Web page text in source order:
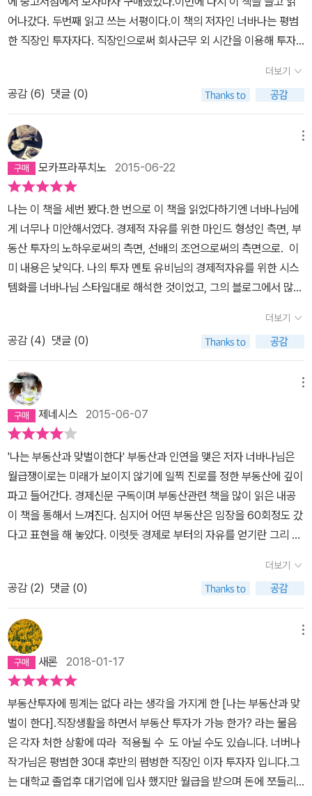
매가가 치받혀 올라가는 지금의 구조에서 수익을 거둔 요인이 되었
다. 전세가는 저자에게 투자의 하나의 기준인데 매매가 대비 전세가
가 높은 곳을 수요가 풍부한 지역으로 파악하며 이는 원금 손실 및 환
금성이 좋은 것으로 저자는 설명한다. 하지만 이럼에도 책 후반부에
서는 대출을 낀 형태의 투자보다는 자기 자본을 많이 갖춘 형태의 투
니 다시 마음이 동해지는 것도 사실이다. 그런데 아직 우리나라의 경
우는 인구하락이 본격화 하지 않았으며 생산인구의 감소도 이제 막
시작이다. 2007년의 세계적 부동산 폭락에서 견딜 수 있던 것도 어
쩌면 아직 우린 시기가 아니었기 때문일 수도 있다. 이런 상황에서의
투자란 많은 용기와 혜안이 필요한 것 같다.
어나갔다. 두번째 읽고 쓰는 서평이다.이 책의 저자인 너바나는 평범
한 직장인 투자자다. 직장인으로써 회사근무 외 시간을 이용해 투자
지금은 월급보다도 월세받는 금액이 더 크다고 한다.저자도 처음부터
투자를 잘했던건 아니다. 펀드와 적금을 통해 재테크를 시작한 저자
는 처절한 실패도 맛본 경험이 있고, 지푸라기라도 잡는 심정으로 목
돈을 모아 시작한게 부동산 재테크였다.여러 부동산/재테크 서적들에
나오는 저자들의 공통점들이 있는 것 같다. 바로 ˝실패경험이나 가난˝
을 겪으면서 인생의 터닝포인트로 책읽기와 투자공부를 하여 성공한
것. 너바나도 바로 그런 사람들중 한명인것 같다.(하나같이 책을 많이
읽으라고 조언한다.)이 책에서 얻을 수 있는 내용은 몇가지가 있다.1.
부자의 마인드자본주의 사회인데, 학교와 회사는 개인이 돈버는 방법
을 가르쳐 주지 않는다. 그래서 이것저것 많이 알아야 한다. 금융사가
어떤식으로 돈을 벌고 있는지(왜 은행에 돈을 맡기는게 아니라 투자
를 해야하는지)도 알아야 하고, 여러 부자되는 공부를 통해 알아야 기
회를 잡을 수 있다고 한다.(저자는 신문과 책, 인터넷블로그나 카페
등을 활용하라고 추천한다)2.돈버는 시스템 구축이 책의 핵심이다.
축해서 월급보다 더 많은 수익을 벌어들이는 시스템을 구축하라고 한
다. 그리고 자신이 그러기 위해 실행했던 실제 사례들을 소개한다. 목
돈이 없으니 남들보다 싸게 사기 위해서 경매를 공부했던 이야기와
수많은 임장을 통해 오를 수 밖에 없는 곳에 갭투자를 통해 시세차익
을 얻었던 사례들을 생생하게 소개한다.3. 월급쟁이의 재테크 노하우
저자 자신이 월급쟁이기 때문에 어떻게 시간과 돈을 효율적으로 사용
해야 하는지, 어떻게 공부를 해야하는지 등을 자신의 경험을 바탕으
로 알려준다. 아무래도 직장생활을 하는 입장에서 이 책을 읽다보니
하나같이 주옥같은 팁들이었다.책에서 여러 도움되는 양식(수익율 계
터넷사이트들도 많이 추천하고 있다. 사실 이 책을 처음 빌려모았을
때 이 추천 목록들은 사진을 찍어두었다가 부동산 서적을 구매할때
참고했고, 너바나의 추천카페와 투자관련 블로그들은 모두 이웃등록
을 해놓고 꼼꼼히 보고 있는 중이다.(요새같이 금리인상과 미국대선,
한국의 어지러운 상황에 앞으로 어떤 투자를 해야하는지 고수들의 노
하우를 어깨너머로 보면서 감을 잡아가고 있다.. 아직 잘 모르겠지
만;)이 책은 부동산을 통해 경제적 자유를 얻고자 하는 사람이라면 꼭
한번 읽어보고 삶의 방향을 잡을때 도움이 되었으면 좋겠다.*이 책과
함께 읽으면서 인생의 전환점을 맞이했던 책 - 나는 고작 한번 해봤을
뿐이다.http://m.blog.naver.com/PostView.nhn?blogId=hgni
ck&logNo=220775813226
더보기
공감 (6) 댓글 (0)
모카프라푸치노 2015-06-22
나는 이 책을 세번 봤다.한 번으로 이 책을 읽었다하기엔 너바나님에
게 너무나 미안해서였다. 경제적 자유를 위한 마인드 형성인 측면, 부
동산 투자의 노하우로써의 측면, 선배의 조언으로써의 측면으로. ​ 이
미 내용은 낯익다. 나의 투자 멘토 유비님의 경제적자유를 위한 시스
템화를 너바나님 스타일대로 해석한 것이었고, 그의 블로그에서 많이
낌이 들기도 한다.​ 이렇게까지 자신을 성장시키기 위해 동기부여를
어떻게 했으며, 그것에 따른 노력을 얼마나 했는지, 짐작이 간다. 그를
알게된 계기는 우연히 소개된 동호회카페의 글에서였다. 예사롭지 않
은 고수의 풍모를 본 후 바로 친구신청을 하고 칼럼을 구독하였다.​ 너
무 고마운 건 작은 팁하나도 남과 나누기 아까운 법인데, 일면식조차
없는 독자들에게 아낌없이 노하우를 전수해주는 부분. 나도 과연 앞
으로 성공하면 그럴 수 있을 지에 대한 의문이 든다. 혼자가는 것보다
같이 가는게 낫고, 받기만 하는 것보다 주는 것이 보람있는 삶일 것이
라는 메세지를 전달해 준다. ​​ '나는 월급쟁이라 시간이 없어. 회사일도
하기 힘든데, 부동산 투자는 무슨?' 이라고 우리는 잠깐동안의 경제적
자유를 위한 단꿈을 꾸게 되지만 이내 접고, 예전과 동일한 생활로 돌
아가게 된다. 하지만, 저자는 진짜 단단히 마음을 먹고 내가 아닌 돈이
월급을 벌어다 주는 시스템을 구축하기 위해, 시행착오 겪어가며 진
정한 투자가로써 성장해 나간다. 물론 아직도 직장에 다니고 있다는
한 우리들에게 일침을 가한다. ​ 그는 투자가가 되기로 마음먹을 때부
터 투자에 관련된 지식을 쌓는 방법이라던지 수익율을 계산하는 법
같은 실제적으로 바로 사용가능한 노하우를 알려주면서, CEO의 마
음가짐으로써 시간관리와 투자를 해야하는 태도를 형성하는 자기계
발법을 설파한다. 그리고 투자 멘토를 꼭 만나서 노하우를 얻는 것이
얼마나 중요한 것인지 가르쳐주며, 이는 비용을 투자하더라도 해야한
다고 말한다. 또한 투자는 혼자보다는 같이 하는 것이 시너지가 나는
데, 협업과 아웃소싱을 두려워 하면 안된다고 주장한다. 일반 직장인
은 혼자서 모든 것을 해나가기에는 절대적인 시간이 부족하기 때문이
더보기
공감 (4) 댓글 (0)
제네시스 2015-06-07
'나는 부동산과 맞벌이한다' 부동산과 인연을 맺은 저자 너바나님은
월급쟁이로는 미래가 보이지 않기에 일찍 진로를 정한 부동산에 깊이
파고 들어간다. 경제신문 구독이며 부동산관련 책을 많이 읽은 내공
이 책을 통해서 느껴진다. 심지어 어떤 부동산은 임장을 60회정도 갔
다고 표현을 해 놓았다. 이럿듯 경제로 부터의 자유를 얻기란 그리 녹
저평가된 부동산을 찾아 내는 것은 책상 앞에서 인터넷으로는 답이
안나온다. 현장을 여러번 방문하여 직접 눈으로 확인을 하였기에 가
능하며 강태공이 낚시를 하듯이 기회가 오면 바로 낙싯대를 들어 올
릴 줄 아는 내공(일명 고수)이 있었기에 가능하다. 부동산 전문가인
고수가 빨리 되려면, 먼저 멘토 되어줄 고수를 만나야 하는데 자본주
의 사회에서 어느 고수가 아무런 대가 없이 가르쳐 주겠는가 ! 그러나
너바나님은 고수들에게 먼저 많은 발품을 팔아 고수들이 필요로 하
는 정보를 아낌 없이 제공하여 마음을 얻는다. 1. 이런 노력, 정보제공,
자기를 낮춘자세, 발품등은 어디서 나올까 ? ---> 부동산관련 많은
책을 구독---> 경제신문 읽기---> 미래에 대한 꿈이 명확함 2. 이
에서 주는 좋은 Tip---> 만약 현재의 당신을 있게 한 지금까지 살아
온 방식이 만족스럽지 않음에도 당신이 변하지 않는다면, 당신의
더보기
공감 (2) 댓글 (0)
새론 2018-01-17
부동산투자에 핑계는 없다 라는 생각을 가지게 한 [나는 부동산과 맞
벌이 한다].직장생활을 하면서 부동산 투자가 가능 한가? 라는 물음
은 각자 처한 상황에 따라 적용될 수 도 아닐 수도 있습니다. 너버나
작가님은 평범한 30대 후반의 폄벙한 직장인 이자 투자자 입니다.그
는 대학교 졸업후 대기업에 입사 했지만 월급을 받으며 돈에 쪼들리